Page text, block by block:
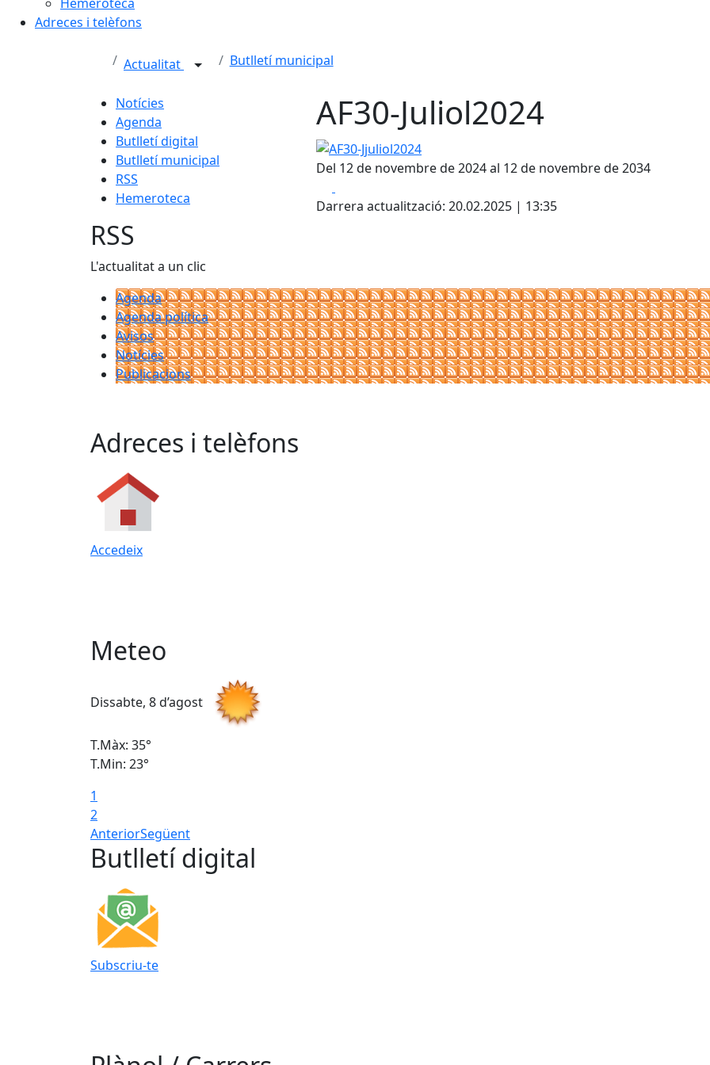
Adreces i telèfons
Actualitat Butlletí municipal
Notícies
Agenda
Butlletí digital
Butlletí municipal
RSS
Hemeroteca
AF30-Juliol2024
AF30-Jjuliol2024
Del 12 de novembre de 2024 al 12 de novembre de 2034
Darrera actualització: 20.02.2025 | 13:35
RSS
L'actualitat a un clic
Agenda
Agenda política
Avisos
Notícies
Publicacions
Adreces i telèfons
Accedeix
Meteo
Dissabte, 8 d’agost
T.Màx: 35°
T.Min: 23°
1
2
AnteriorSegüent
Butlletí digital
Subscriu-te